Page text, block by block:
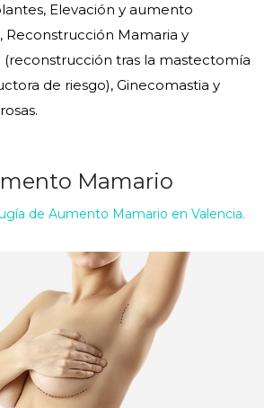
Elevación y aumento
Reconstrucción Mamaria y
tras la mastectomía
de riesgo), Ginecomastia y
Mamario
de Aumento Mamario en Valencia.